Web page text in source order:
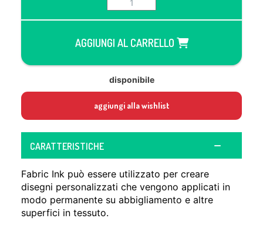
AGGIUNGI AL CARRELLO
disponibile
aggiungi alla wishlist
CARATTERISTICHE
Fabric Ink può essere utilizzato per creare
disegni personalizzati che vengono applicati in
modo permanente su abbigliamento e altre
superfici in tessuto.